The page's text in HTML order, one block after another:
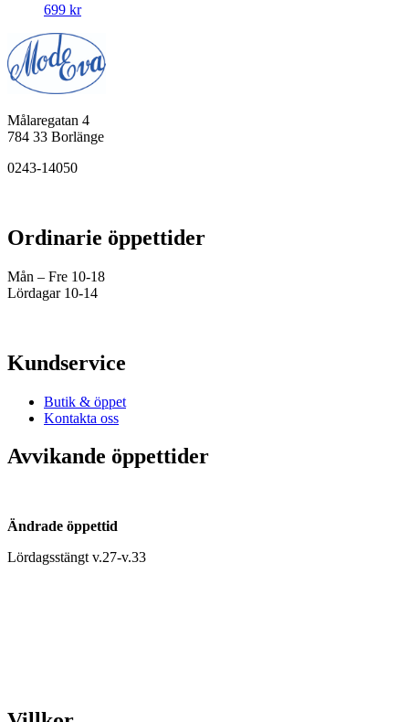
699 kr
Målaregatan 4
784 33 Borlänge
0243-14050
Ordinarie öppettider
Mån – Fre 10-18
Lördagar 10-14
Kundservice
Butik & öppet
Kontakta oss
Avvikande öppettider
Ändrade öppettid
Lördagsstängt v.27-v.33